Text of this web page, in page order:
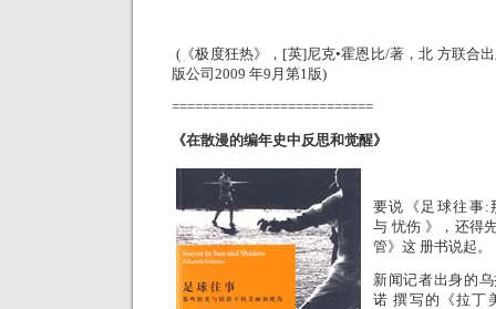
(《极度狂热》，[英]尼克•霍恩比/著，北 方联合
版公司2009 年9月第1版)
==========================
《在散漫的编年史中反思和觉醒》
要说《足球往事:
与 忧伤 》，还得
管》这 册书说起。
新闻记者出身的
诺 撰写的《拉丁